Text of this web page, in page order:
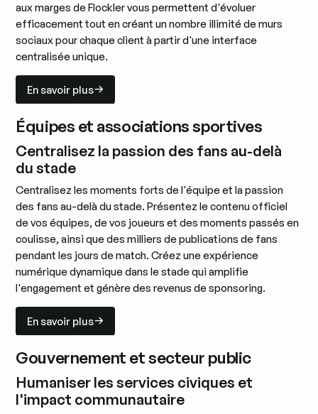
aux marges de Flockler vous permettent d'évoluer
efficacement tout en créant un nombre illimité de murs
sociaux pour chaque client à partir d'une interface
centralisée unique.
En savoir plus
Équipes et associations sportives
Centralisez la passion des fans au-delà
du stade
Centralisez les moments forts de l'équipe et la passion
des fans au-delà du stade. Présentez le contenu officiel
de vos équipes, de vos joueurs et des moments passés en
coulisse, ainsi que des milliers de publications de fans
pendant les jours de match. Créez une expérience
numérique dynamique dans le stade qui amplifie
l'engagement et génère des revenus de sponsoring.
En savoir plus
Gouvernement et secteur public
Humaniser les services civiques et
l'impact communautaire